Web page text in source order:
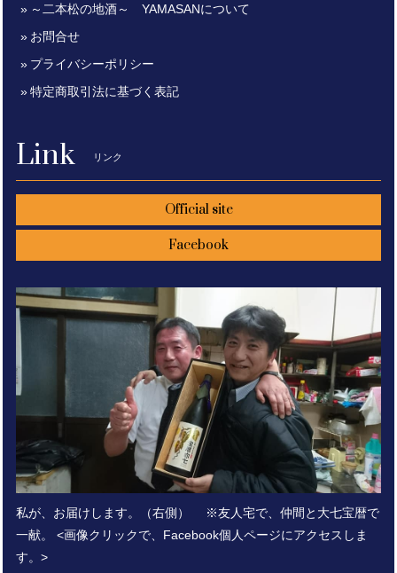
～二本松の地酒～ YAMASANについて
お問合せ
プライバシーポリシー
特定商取引法に基づく表記
Link リンク
Official site
Facebook
私が、お届けします。（右側） ※友人宅で、仲間と大七宝暦で
一献。 <画像クリックで、Facebook個人ページにアクセスしま
す。>